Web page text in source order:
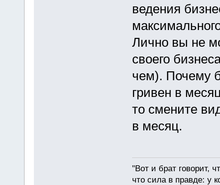
ведения
Лично вы не
своего
чем). Почему
гривен в
то смените
в месяц.
"Вот и брат говорит,
что сила в правде: у